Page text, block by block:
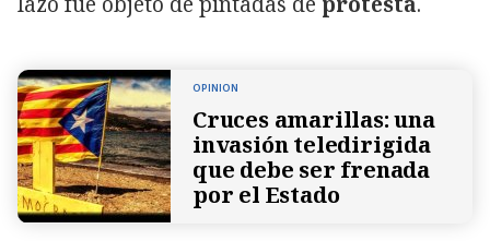
OPINION
Cruces amarillas: una
invasión teledirigida
que debe ser frenada
por el Estado